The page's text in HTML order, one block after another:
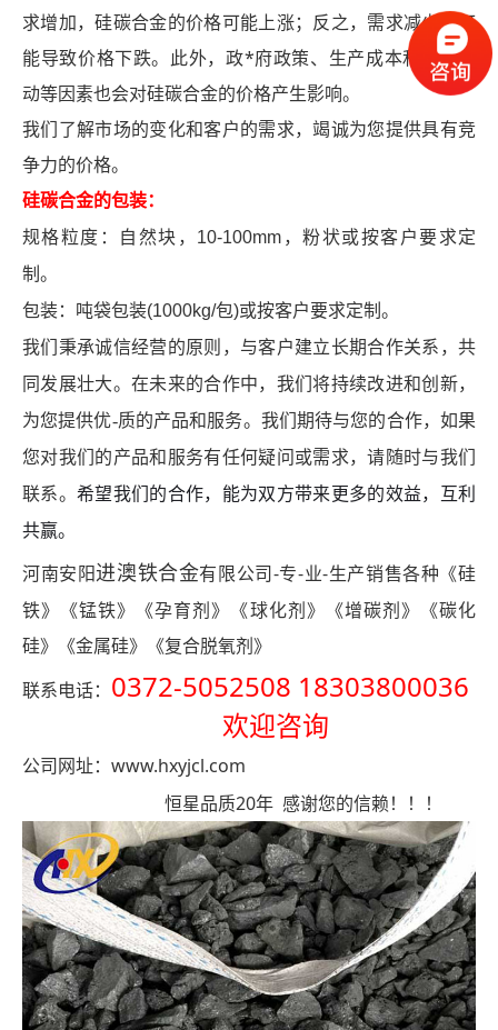
求增加，硅碳合金的价格可能上涨；反之，需求减少则可
能导致价格下跌。此外，政*府政策、生产成本和市场波
动等因素也会对硅碳合金的价格产生影响。
我们了解市场的变化和客户的需求，竭诚为您提供具有竞
争力的价格。
硅碳合金的包装：
规格粒度：自然块，10-100mm，粉状或按客户要求定
制。
包装：吨袋包装(1000kg/包)或按客户要求定制。
我们秉承诚信经营的原则，与客户建立长期合作关系，共
同发展壮大。在未来的合作中，我们将持续改进和创新，
为您提供优-质的产品和服务。我们期待与您的合作，如果
您对我们的产品和服务有任何疑问或需求，请随时与我们
联系。 希望我们的合作，能为双方带来更多的效益，互利
共赢。
河南安阳进澳铁合金有限公司 -专-业-生产销售各种《硅
铁》《锰铁》《孕育剂》《球化剂》《增碳剂》《碳化
硅》《金属硅》《复合脱氧剂》
联系电话： 0372-5052508 18303800036
欢迎咨询
公司网址：www.hxyjcl.com
恒星品质20年 感谢您的信赖！！！